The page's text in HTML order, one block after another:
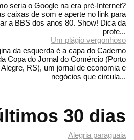
seria o Google na era pré-Internet?
caixas de som e aperte no link para
a BBS dos anos 80. Show! Dica da
profe...
Um plágio vergonhoso
da esquerda é a capa do Caderno
Copa do Jornal do Comércio (Porto
Alegre, RS), um jornal de economia e
negócios que circula...
30 dias
Alegria paraguaia